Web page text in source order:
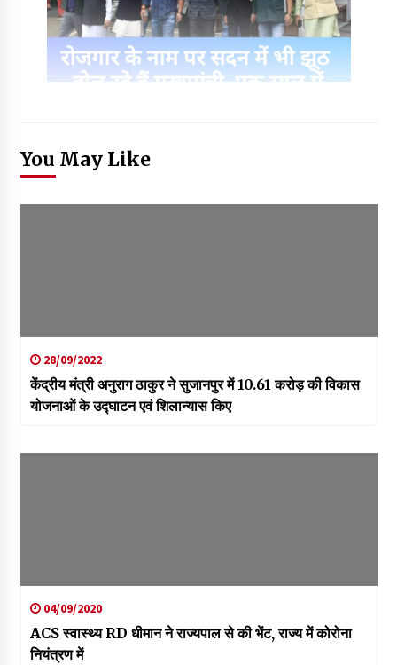
You May Like
28/09/2022
केंद्रीय मंत्री अनुराग ठाकुर ने सुजानपुर में 10.61 करोड़ की विकास
योजनाओं के उद्घाटन एवं शिलान्यास किए
04/09/2020
ACS स्वास्थ्य RD धीमान ने राज्यपाल से की भेंट, राज्य में कोरोना
नियंत्रण में